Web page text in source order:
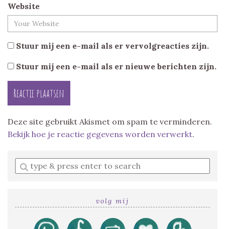
Website
Stuur mij een e-mail als er vervolgreacties zijn.
Stuur mij een e-mail als er nieuwe berichten zijn.
Deze site gebruikt Akismet om spam te verminderen.
Bekijk hoe je reactie gegevens worden verwerkt.
Enter
a
volg mij